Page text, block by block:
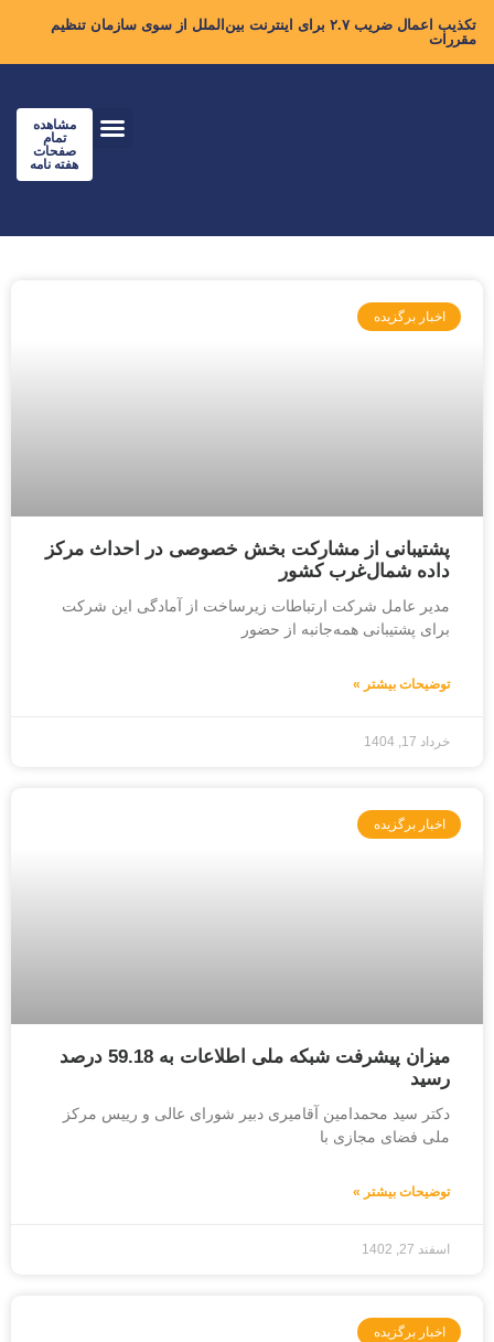
تکذیب اعمال ضریب ۲.۷ برای اینترنت بین‌الملل از سوی سازمان تنظیم
مقررات
مشاهده
تمام
صفحات
هفته نامه
اخبار برگزیده
پشتیبانی از مشارکت بخش خصوصی در احداث مرکز
داده شمال‌غرب کشور
مدیر عامل شرکت ارتباطات زیرساخت از آمادگی این شرکت
برای پشتیبانی همه‌جانبه از حضور
توضیحات بیشتر »
خرداد 17, 1404
اخبار برگزیده
میزان پیشرفت شبکه ملی اطلاعات به 59.18 درصد
رسید
دکتر سید محمدامین آقامیری دبیر شورای عالی و رییس مرکز
ملی فضای مجازی با
توضیحات بیشتر »
اسفند 27, 1402
اخبار برگزیده